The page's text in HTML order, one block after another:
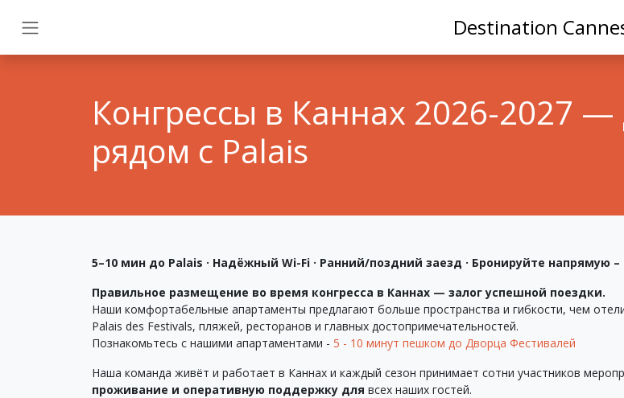
Destination
Конгрессы в Каннах 2026-2027
рядом с Palais
5–10 мин до Palais · Надёжный Wi-Fi · Ранний/поздний заезд · Бронируйте напрямую
Правильное размещение во время конгресса в Каннах — залог успешной поездки.
Наши комфортабельные апартаменты предлагают больше пространства и гибкости, чем
Palais des Festivals, пляжей, ресторанов и главных достопримечательностей.
Познакомьтесь с нашими апартаментами - 5 - 10 минут пешком до Дворца Фестивалей
Наша команда живёт и работает в Каннах и каждый сезон принимает сотни участников
проживание и оперативную поддержку для всех наших гостей.